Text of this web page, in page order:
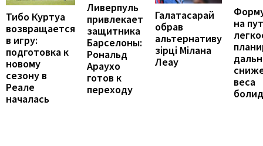
Тибо Куртуа
возвращается
в игру:
подготовка к
новому
сезону в
Реале
началась
Ливерпуль
привлекает
защитника
Барселоны:
Рональд
Араухо
готов к
переходу
Галатасарай
обрав
альтернативу
зірці Мілана
Леау
на
веса